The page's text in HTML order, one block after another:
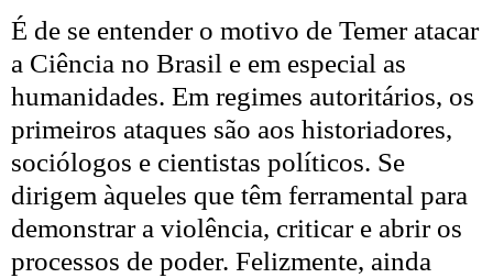
É de se entender o motivo de Temer atacar
a Ciência no Brasil e em especial as
humanidades. Em regimes autoritários, os
primeiros ataques são aos historiadores,
sociólogos e cientistas políticos. Se
dirigem àqueles que têm ferramental para
demonstrar a violência, criticar e abrir os
processos de poder. Felizmente, ainda